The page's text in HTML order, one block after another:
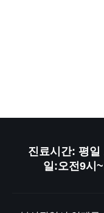
진료시간: 평일
일:오전9시